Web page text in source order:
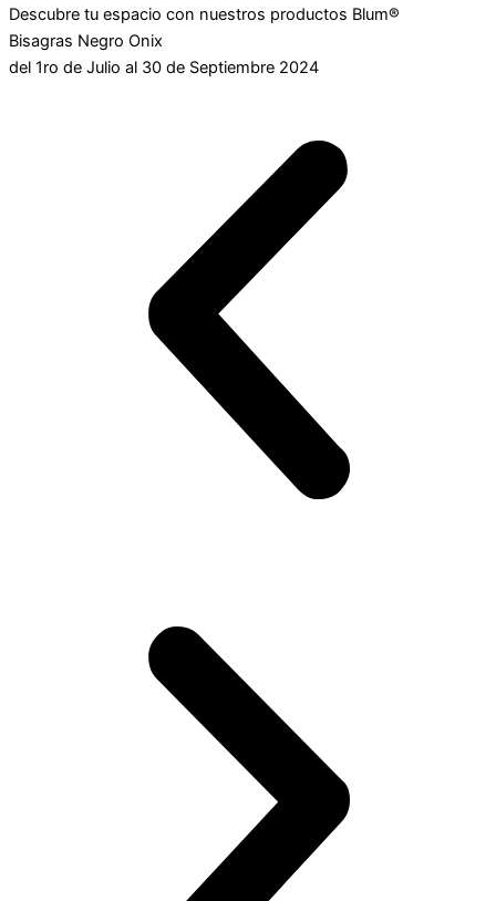
Descubre tu espacio con nuestros productos Blum®
Bisagras Negro Onix
del 1ro de Julio al 30 de Septiembre 2024